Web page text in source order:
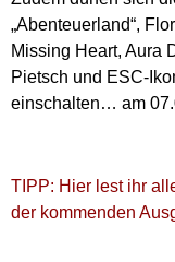
„Abenteuerland“,
Missing Heart, Aura
Pietsch und ESC-
einschalten… am
TIPP: Hier lest ihr
der kommenden